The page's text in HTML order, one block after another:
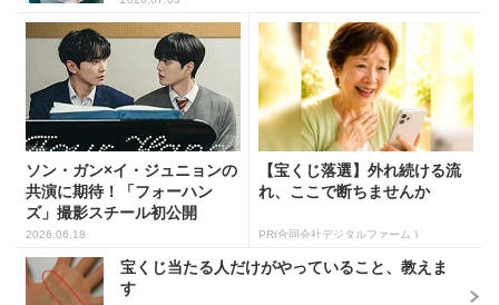
ソン・ガン×イ・ジュニョンの
共演に期待！「フォーハン
ズ」撮影スチール初公開
2026.06.18
【宝くじ落選】外れ続ける流
れ、ここで断ちませんか
PR(合同会社デジタルファーム )
宝くじ当たる人だけがやっていること、教えま
す